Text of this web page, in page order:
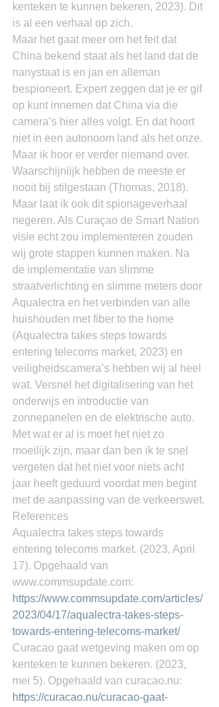
kenteken te kunnen bekeren, 2023). Dit
is al een verhaal op zich.
Maar het gaat meer om het feit dat
China bekend staat als het land dat de
nanystaat is en jan en alleman
bespioneert. Expert zeggen dat je er gif
op kunt innemen dat China via die
camera’s hier alles volgt. En dat hoort
niet in een autonoom land als het onze.
Maar ik hoor er verder niemand over.
Waarschijnlijk hebben de meeste er
nooit bij stilgestaan (Thomas, 2018).
Maar laat ik ook dit spionageverhaal
negeren. Als Curaçao de Smart Nation
visie echt zou implementeren zouden
wij grote stappen kunnen maken. Na
de implementatie van slimme
straatverlichting en slimme meters door
Aqualectra en het verbinden van alle
huishouden met fiber to the home
(Aqualectra takes steps towards
entering telecoms market, 2023) en
veiligheidscamera’s hebben wij al heel
wat. Versnel het digitalisering van het
onderwijs en introductie van
zonnepanelen en de elektrische auto.
Met wat er al is moet het niet zo
moeilijk zijn, maar dan ben ik te snel
vergeten dat het niet voor niets acht
jaar heeft geduurd voordat men begint
met de aanpassing van de verkeerswet.
References
Aqualectra takes steps towards
entering telecoms market. (2023, April
17). Opgehaald van
www.commsupdate.com:
https://www.commsupdate.com/articles/
2023/04/17/aqualectra-takes-steps-
towards-entering-telecoms-market/
Curacao gaat wetgeving maken om op
kenteken te kunnen bekeren. (2023,
mei 5). Opgehaald van curacao.nu:
https://curacao.nu/curacao-gaat-